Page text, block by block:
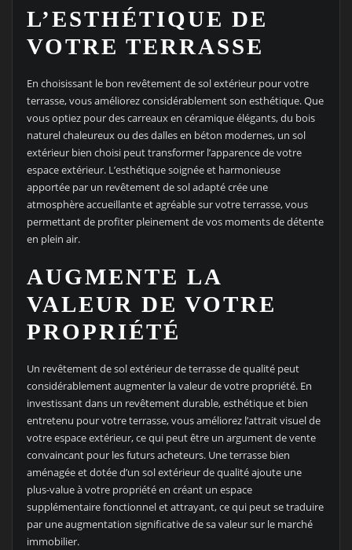
L’ESTHÉTIQUE DE
VOTRE TERRASSE
En choisissant le bon revêtement de sol extérieur pour votre
terrasse, vous améliorez considérablement son esthétique. Que
vous optiez pour des carreaux en céramique élégants, du bois
naturel chaleureux ou des dalles en béton modernes, un sol
extérieur bien choisi peut transformer l’apparence de votre
espace extérieur. L’esthétique soignée et harmonieuse
apportée par un revêtement de sol adapté crée une
atmosphère accueillante et agréable sur votre terrasse, vous
permettant de profiter pleinement de vos moments de détente
en plein air.
AUGMENTE LA
VALEUR DE VOTRE
PROPRIÉTÉ
Un revêtement de sol extérieur de terrasse de qualité peut
considérablement augmenter la valeur de votre propriété. En
investissant dans un revêtement durable, esthétique et bien
entretenu pour votre terrasse, vous améliorez l’attrait visuel de
votre espace extérieur, ce qui peut être un argument de vente
convaincant pour les futurs acheteurs. Une terrasse bien
aménagée et dotée d’un sol extérieur de qualité ajoute une
plus-value à votre propriété en créant un espace
supplémentaire fonctionnel et attrayant, ce qui peut se traduire
par une augmentation significative de sa valeur sur le marché
immobilier.